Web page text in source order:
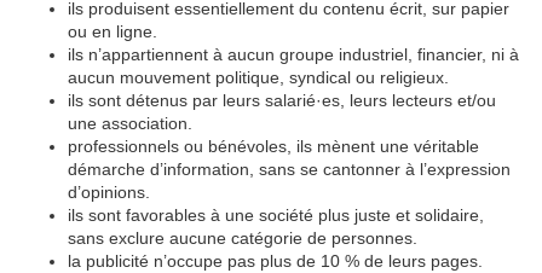
ils produisent essentiellement du contenu écrit, sur papier
ou en ligne.
ils n’appartiennent à aucun groupe industriel, financier, ni à
aucun mouvement politique, syndical ou religieux.
ils sont détenus par leurs salarié·es, leurs lecteurs et/ou
une association.
professionnels ou bénévoles, ils mènent une véritable
démarche d’information, sans se cantonner à l’expression
d’opinions.
ils sont favorables à une société plus juste et solidaire,
sans exclure aucune catégorie de personnes.
la publicité n’occupe pas plus de 10 % de leurs pages.